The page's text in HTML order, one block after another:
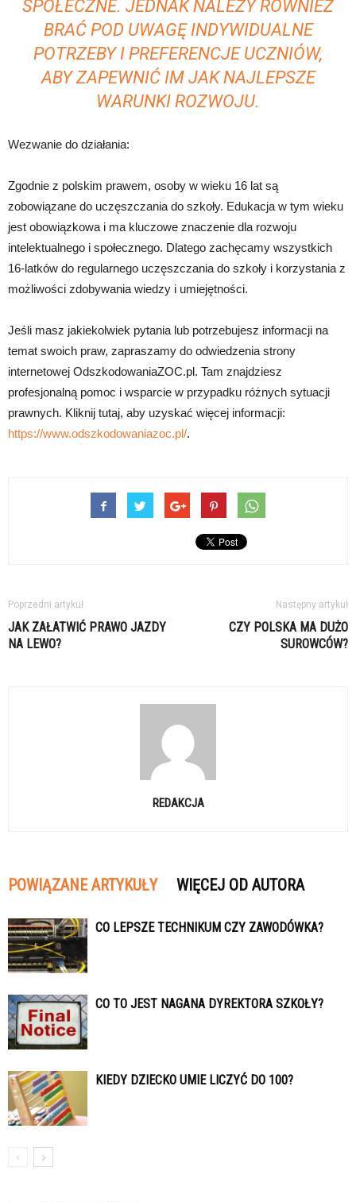
SPOŁECZNE. JEDNAK NALEŻY RÓWNIEŻ
BRAĆ POD UWAGĘ INDYWIDUALNE
POTRZEBY I PREFERENCJE UCZNIÓW,
ABY ZAPEWNIĆ IM JAK NAJLEPSZE
WARUNKI ROZWOJU.
Wezwanie do działania:
Zgodnie z polskim prawem, osoby w wieku 16 lat są
zobowiązane do uczęszczania do szkoły. Edukacja w tym wieku
jest obowiązkowa i ma kluczowe znaczenie dla rozwoju
intelektualnego i społecznego. Dlatego zachęcamy wszystkich
16-latków do regularnego uczęszczania do szkoły i korzystania z
możliwości zdobywania wiedzy i umiejętności.
Jeśli masz jakiekolwiek pytania lub potrzebujesz informacji na
temat swoich praw, zapraszamy do odwiedzenia strony
internetowej OdszkodowaniaZOC.pl. Tam znajdziesz
profesjonalną pomoc i wsparcie w przypadku różnych sytuacji
prawnych. Kliknij tutaj, aby uzyskać więcej informacji:
https://www.odszkodowaniazoc.pl/.
Poprzedni artykuł
JAK ZAŁATWIĆ PRAWO JAZDY
NA LEWO?
Następny artykuł
CZY POLSKA MA DUŻO
SUROWCÓW?
REDAKCJA
POWIĄZANE ARTYKUŁY WIĘCEJ OD AUTORA
CO LEPSZE TECHNIKUM CZY ZAWODÓWKA?
CO TO JEST NAGANA DYREKTORA SZKOŁY?
KIEDY DZIECKO UMIE LICZYĆ DO 100?